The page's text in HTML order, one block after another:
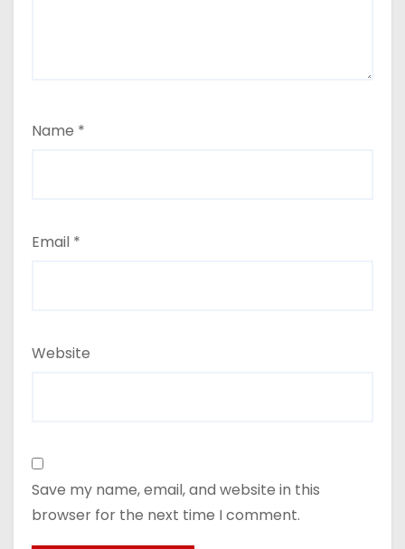
Name *
Email *
Website
Save my name, email, and website in this
browser for the next time I comment.